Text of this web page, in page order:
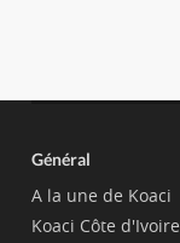
Général
A la une de Koaci
Koaci Côte d'Ivoire